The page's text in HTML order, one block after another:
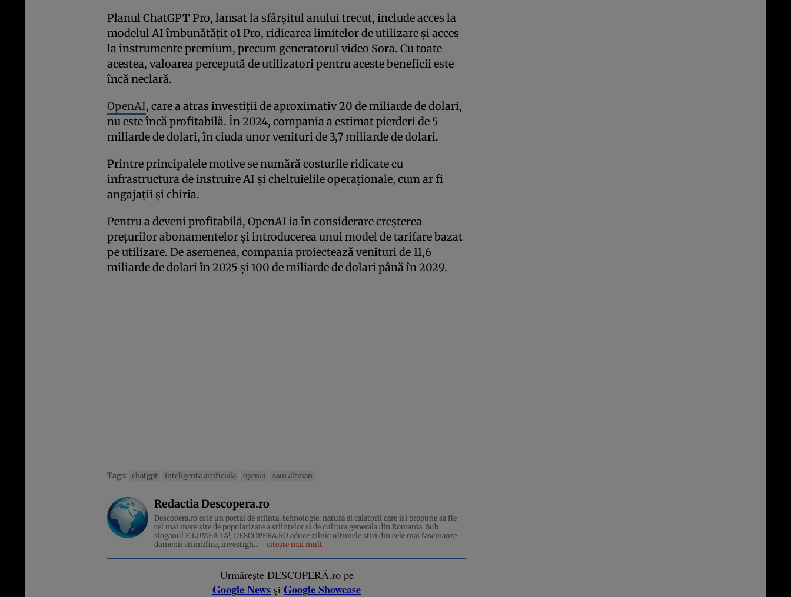
Planul ChatGPT Pro, lansat la sfârșitul anului trecut, include acces la
modelul AI îmbunătățit o1 Pro, ridicarea limitelor de utilizare și acces
la instrumente premium, precum generatorul video Sora. Cu toate
acestea, valoarea percepută de utilizatori pentru aceste beneficii este
încă neclară.
OpenAI, care a atras investiții de aproximativ 20 de miliarde de dolari,
nu este încă profitabilă. În 2024, compania a estimat pierderi de 5
miliarde de dolari, în ciuda unor venituri de 3,7 miliarde de dolari.
Printre principalele motive se numără costurile ridicate cu
infrastructura de instruire AI și cheltuielile operaționale, cum ar fi
angajații și chiria.
Pentru a deveni profitabilă, OpenAI ia în considerare creșterea
prețurilor abonamentelor și introducerea unui model de tarifare bazat
pe utilizare. De asemenea, compania proiectează venituri de 11,6
miliarde de dolari în 2025 și 100 de miliarde de dolari până în 2029.
Tags: chatgpt inteligenta artificiala openai sam altman
Redactia Descopera.ro
Descopera.ro este un portal de stiinta, tehnologie, natura si calatorii care isi propune sa fie
cel mai mare site de popularizare a stiintelor si de cultura generala din Romania. Sub
sloganul E LUMEA TA!, DESCOPERA.RO aduce zilnic ultimele stiri din cele mai fascinante
domenii stiintifice, investigh...
citește mai mult
Urmărește DESCOPERĂ.ro pe
Google News și Google Showcase